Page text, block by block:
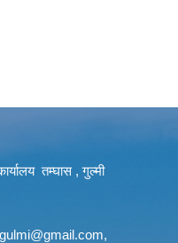
तम्घास , गुल्मी
,